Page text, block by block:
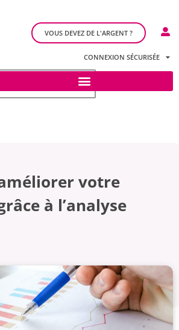
VOUS DEVEZ DE L'ARGENT ?
CONNEXION SÉCURISÉE
votre
à l’analyse